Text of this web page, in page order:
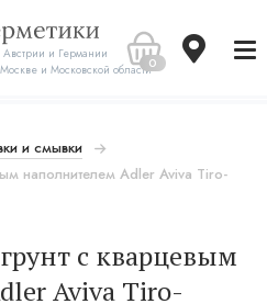
и Германии
и Московской области0
и смывки
наполнителем Adler Aviva Tiro-
с кварцевым
Aviva Tiro-